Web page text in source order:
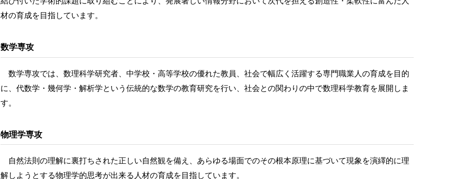
材の育成を目指しています。
数学専攻
数学専攻では、数理科学研究者、中学校・高等学校の優れた教員、社会で幅広く活躍する専門職業人の育成を目的
に、代数学・幾何学・解析学という伝統的な数学の教育研究を行い、社会との関わりの中で数理科学教育を展開しま
す。
物理学専攻
自然法則の理解に裏打ちされた正しい自然観を備え、あらゆる場面でのその根本原理に基づいて現象を演繹的に理
解しようとする物理学的思考が出来る人材の育成を目指しています。